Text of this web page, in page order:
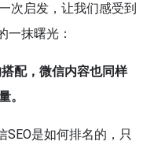
次启发，让我们感受到
一抹曙光：
配，微信内容也同样
。
SEO是如何排名的，只